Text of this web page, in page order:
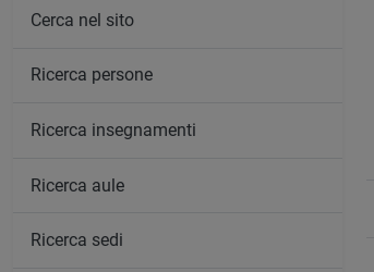
Cerca nel sito
Ricerca persone
Ricerca insegnamenti
Ricerca aule
Ricerca sedi